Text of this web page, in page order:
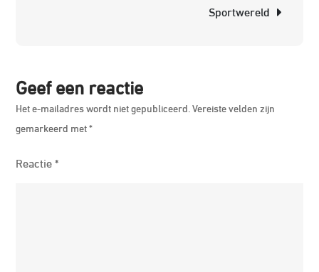
Sportwereld
Geef een reactie
Het e-mailadres wordt niet gepubliceerd. Vereiste velden zijn
gemarkeerd met*
Reactie*